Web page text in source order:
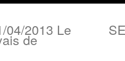
04/2013 Le
de